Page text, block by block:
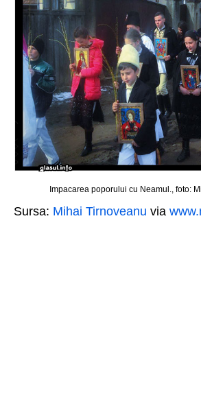
Impacarea poporului cu Neamul., foto:
Sursa: Mihai Tirnoveanu via